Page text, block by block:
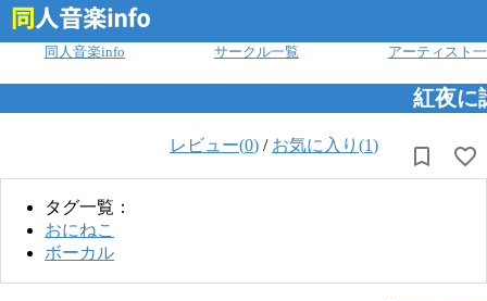
同人音楽info サークル一覧 アーティスト
紅夜に
レビュー(0) / お気に入り(1)
タグ一覧：
おにねこ
ボーカル